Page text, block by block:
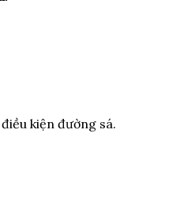
kiện đường sá.